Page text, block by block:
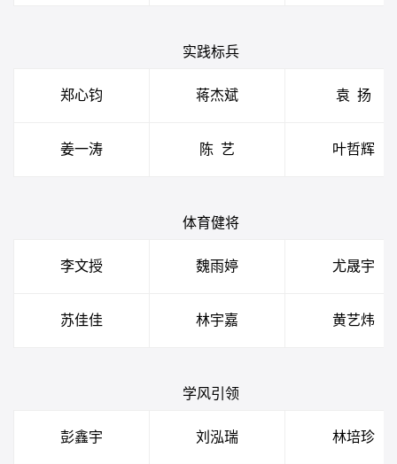
实践标兵
郑心钧 蒋杰斌 袁 扬
姜一涛 陈 艺 叶哲辉
体育健将
李文授 魏雨婷 尤晟宇
苏佳佳 林宇嘉 黄艺炜
学风引领
彭鑫宇 刘泓瑞 林培珍